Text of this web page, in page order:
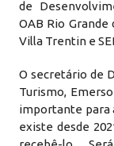
de
OAB Rio
Villa Trentin e
O secretário de
Turismo,
importante para
existe desde